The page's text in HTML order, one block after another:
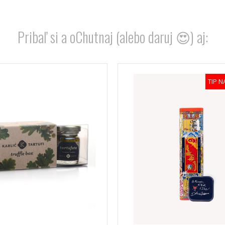
Pribaľ si a oChutnaj (alebo daruj 😍) aj:
TIP